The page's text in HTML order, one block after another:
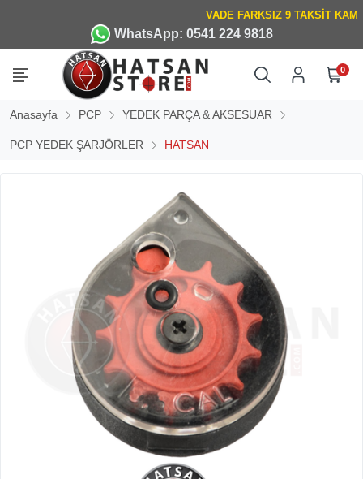
WhatsApp: 0541 224 9818
0
Anasayfa PCP YEDEK PARÇA & AKSESUAR
PCP YEDEK ŞARJÖRLER HATSAN